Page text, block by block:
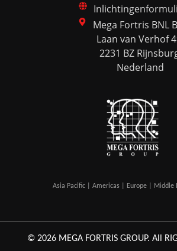
Mega Fortris BNL
Laan van Verhof
2231 BZ
Nederland
Asia Pacific | Americas | Europe | Middle
© 2026 MEGA FORTRIS GROUP. All